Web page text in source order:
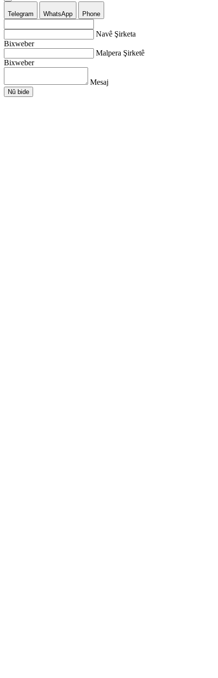
Telegram WhatsApp Phone
Navê Şirketa
Bixweber
Malpera Şirketê
Bixweber
Mesaj
Nû bide